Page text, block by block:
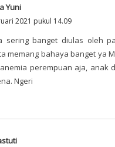
Yuni
2021 pukul 14.09
sering banget diulas oleh
memang bahaya banget ya
perempuan aja, anak
Ngeri